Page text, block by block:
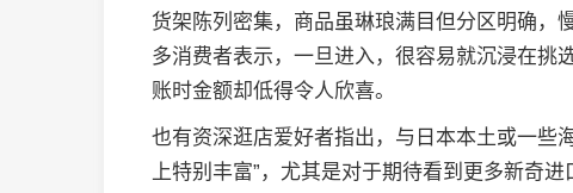
货架陈列密集，商品虽琳琅满目但分区明确，
多消费者表示，一旦进入，很容易就沉浸在挑
账时金额却低得令人欣喜。
也有资深逛店爱好者指出，与日本本土或一些
上特别丰富”，尤其是对于期待看到更多新奇